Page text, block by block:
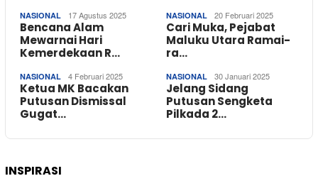
NASIONAL 17 Agustus 2025
Bencana Alam
Mewarnai Hari
Kemerdekaan R…
NASIONAL 20 Februari 2025
Cari Muka, Pejabat
Maluku Utara Ramai-
ra…
NASIONAL 4 Februari 2025
Ketua MK Bacakan
Putusan Dismissal
Gugat…
NASIONAL 30 Januari 2025
Jelang Sidang
Putusan Sengketa
Pilkada 2…
INSPIRASI